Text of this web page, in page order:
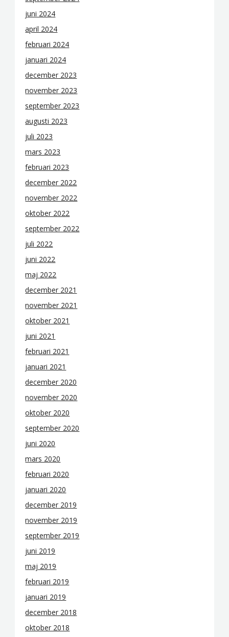
juni 2024
april 2024
februari 2024
januari 2024
december 2023
november 2023
september 2023
augusti 2023
juli 2023
mars 2023
februari 2023
december 2022
november 2022
oktober 2022
september 2022
juli 2022
juni 2022
maj 2022
december 2021
november 2021
oktober 2021
juni 2021
februari 2021
januari 2021
december 2020
november 2020
oktober 2020
september 2020
juni 2020
mars 2020
februari 2020
januari 2020
december 2019
november 2019
september 2019
juni 2019
maj 2019
februari 2019
januari 2019
december 2018
oktober 2018